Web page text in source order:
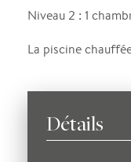
Niveau 2 : 1
La piscine
Détails